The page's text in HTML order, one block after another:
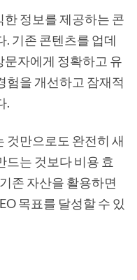
정보를 제공하는 콘
. 기존 콘텐츠를 업데
자에게 정확하고 유
험을 개선하고 잠재적
.
것만으로도 완전히 새
드는 것보다 비용 효
존 자산을 활용하면
목표를 달성할 수 있